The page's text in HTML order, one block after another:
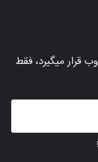
قرار میگیرد، فقط